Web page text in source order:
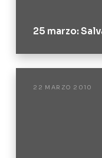
25 marzo:
22 MARZO 2010